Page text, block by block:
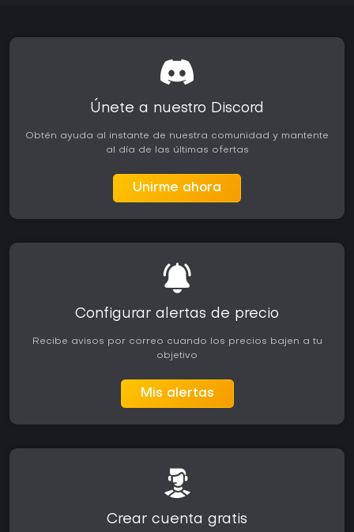
Únete a nuestro Discord
Obtén ayuda al instante de nuestra comunidad y mantente
al día de las últimas ofertas
Unirme ahora
Configurar alertas de precio
Recibe avisos por correo cuando los precios bajen a tu
objetivo
Mis alertas
Crear cuenta gratis